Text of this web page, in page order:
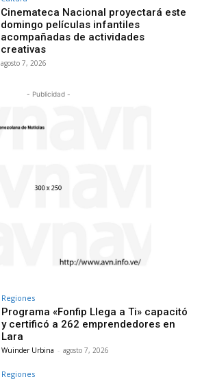
Cinemateca Nacional proyectará este
domingo películas infantiles
acompañadas de actividades
creativas
agosto 7, 2026
- Publicidad -
Regiones
Programa «Fonfip Llega a Ti» capacitó
y certificó a 262 emprendedores en
Lara
Wuinder Urbina - agosto 7, 2026
Regiones